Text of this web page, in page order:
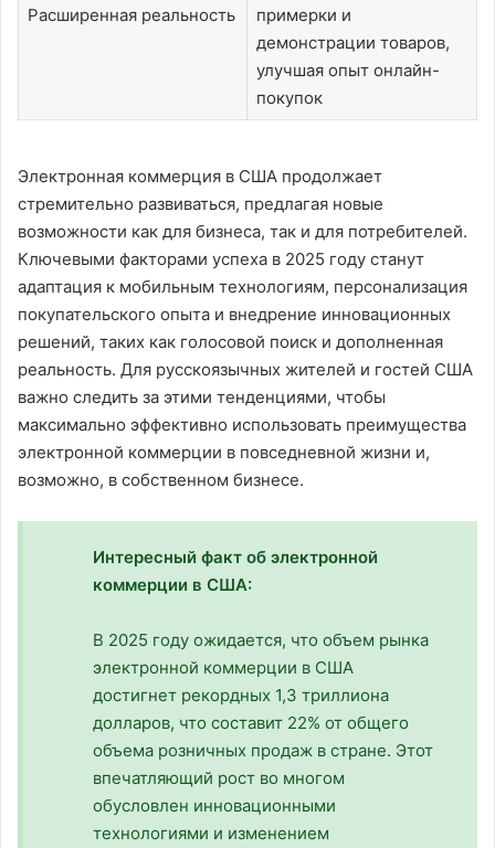
Расширенная реальность
примерки и
демонстрации товаров,
улучшая опыт онлайн-
покупок
Электронная коммерция в США продолжает
стремительно развиваться, предлагая новые
возможности как для бизнеса, так и для потребителей.
Ключевыми факторами успеха в 2025 году станут
адаптация к мобильным технологиям, персонализация
покупательского опыта и внедрение инновационных
решений, таких как голосовой поиск и дополненная
реальность. Для русскоязычных жителей и гостей США
важно следить за этими тенденциями, чтобы
максимально эффективно использовать преимущества
электронной коммерции в повседневной жизни и,
возможно, в собственном бизнесе.
Интересный факт об электронной
коммерции в США:
В 2025 году ожидается, что объем рынка
электронной коммерции в США
достигнет рекордных 1,3 триллиона
долларов, что составит 22% от общего
объема розничных продаж в стране. Этот
впечатляющий рост во многом
обусловлен инновационными
технологиями и изменением